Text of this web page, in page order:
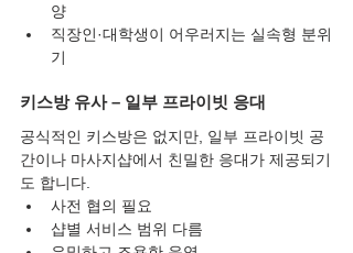
양
직장인·대학생이 어우러지는 실속형 분위
기
키스방 유사 – 일부 프라이빗 응대
공식적인 키스방은 없지만, 일부 프라이빗 공
간이나 마사지샵에서 친밀한 응대가 제공되기
도 합니다.
사전 협의 필요
샵별 서비스 범위 다름